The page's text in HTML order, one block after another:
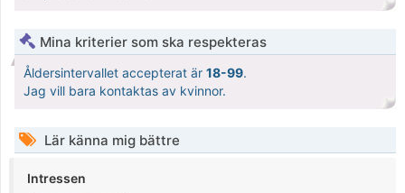
Mina kriterier som ska respekteras
Åldersintervallet accepterat är 18-99.
Jag vill bara kontaktas av kvinnor.
Lär känna mig bättre
Intressen